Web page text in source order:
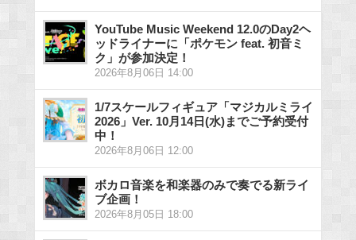
YouTube Music Weekend 12.0のDay2ヘ
ッドライナーに「ポケモン feat. 初音ミ
ク」が参加決定！
2026年8月06日 14:00
1/7スケールフィギュア「マジカルミライ
2026」Ver. 10月14日(水)までご予約受付
中！
2026年8月06日 12:00
ボカロ音楽を和楽器のみで奏でる新ライ
ブ企画！
2026年8月05日 18:00